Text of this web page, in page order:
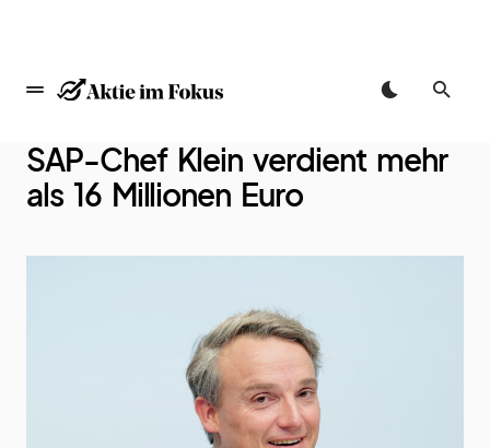
SAP-Chef Klein verdient mehr
als 16 Millionen Euro